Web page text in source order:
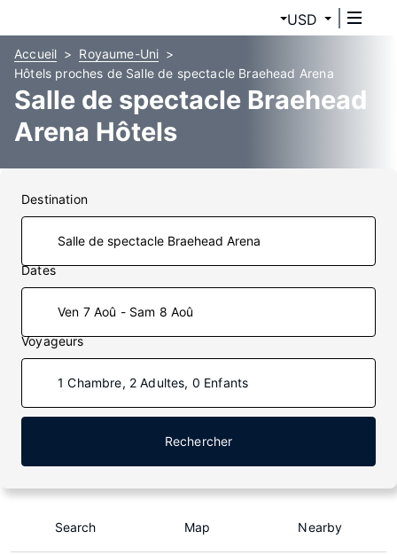
USD
Accueil
Royaume-Uni
Hôtels proches de Salle de spectacle Braehead Arena
Salle de spectacle Braehead
Arena Hôtels
Destination
Dates
Ven 7 Aoû - Sam 8 Aoû
Voyageurs
1 Chambre, 2 Adultes, 0 Enfants
Rechercher
Search Map Nearby